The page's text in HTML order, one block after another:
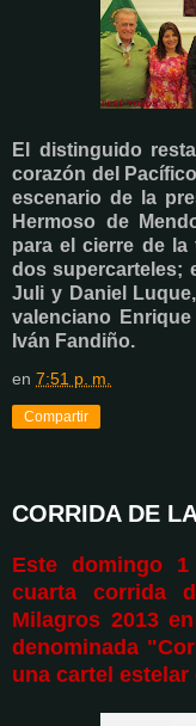
El distinguido
corazón del
escenario de la
Hermoso de
para el cierre de
dos supercarteles;
Juli y Daniel
valenciano
Iván Fandiño.
en 7:51 p. m.
Compartir
CORRIDA DE
Este domingo
cuarta corrida
Milagros 2013
denominada
una cartel